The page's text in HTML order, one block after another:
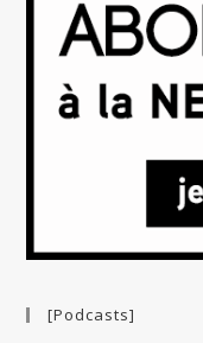
[Podcasts]